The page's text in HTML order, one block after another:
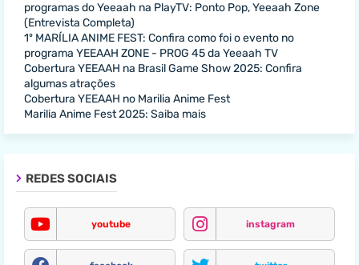
programas do Yeeaah na PlayTV: Ponto Pop, Yeeaah Zone
(Entrevista Completa)
1º MARÍLIA ANIME FEST: Confira como foi o evento no
programa YEEAAH ZONE - PROG 45 da Yeeaah TV
Cobertura YEEAAH na Brasil Game Show 2025: Confira
algumas atrações
Cobertura YEEAAH no Marilia Anime Fest
Marilia Anime Fest 2025: Saiba mais
REDES SOCIAIS
youtube instagram